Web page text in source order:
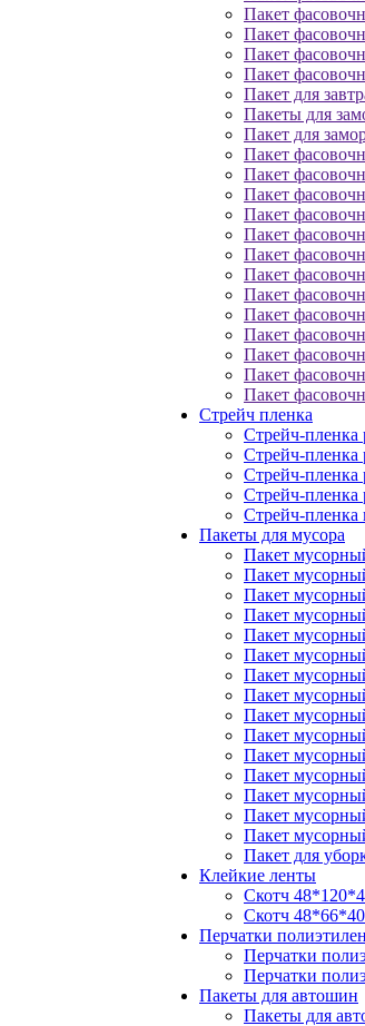
Пакет
Пакет
Пакет
Пакет
Пакет для
Пакеты для
Пакет для
Пакет
Пакет
Пакет
Пакет
Пакет
Пакет
Пакет
Пакет
Пакет
Пакет
Пакет
Пакет
Пакет
Стрейч пленка
Стрейч-
Стрейч-
Стрейч-
Стрейч-
Стрейч-
Пакеты для мусора
Пакет
Пакет
Пакет
Пакет
Пакет
Пакет
Пакет
Пакет
Пакет
Пакет
Пакет
Пакет
Пакет
Пакет
Пакет
Пакет для
Клейкие ленты
Скотч
Скотч
Перчатки
Перчатки
Перчатки
Пакеты для автошин
Пакеты для